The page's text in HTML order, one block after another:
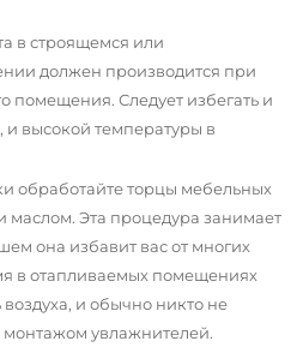
в строящемся или
должен производится при
помещения. Следует избегать и
высокой температуры в
обработайте торцы мебельных
маслом. Эта процедура занимает
она избавит вас от многих
в отапливаемых помещениях
и обычно никто не
монтажом увлажнителей.